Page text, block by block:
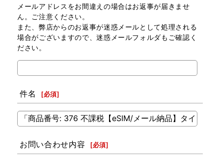
メールアドレスをお間違えの場合はお返事が届きませ
ん。ご注意ください。
また、弊店からのお返事が迷惑メールとして処理される
場合がございますので、迷惑メールフォルダもご確認く
ださい。
件名 [必須]
お問い合わせ内容 [必須]